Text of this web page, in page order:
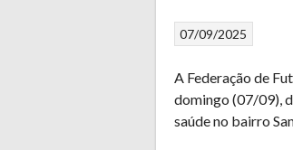
07/09/2025
A Federação de
domingo (07/09),
saúde no bairro